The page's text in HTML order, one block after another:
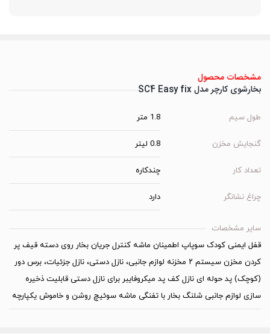
مشخصات محصول
بخارشوی کارچر مدل SC4 Easy fix
طول سیم 1.8 متر
گنجایش مخزن 0.8 لیتر
تعداد کار چندکاره
چراغ نشانگر دارد
سایر مشخصات
قفل ایمنی کودک سوپاپ اطمینان ماشه کنترل جریان بخار روی دسته قیف پر
کردن مخزن سیستم ۲ مخزنه لوازم جانبی، نازل دستی، نازل جزئیات، برس دور
(کوچک) پد حوله ای نازل کف پد میکروفایبر برای نازل دستی قابلیت ذخیره
سازی لوازم جانبی شلنگ بخار با تفنگی ماشه سوئیچ روشن و خاموش یکپارچه